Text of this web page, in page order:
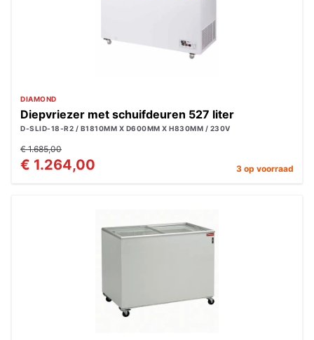
DIAMOND
Diepvriezer met schuifdeuren 527 liter
D-SLID-18-R2 / B1810MM X D600MM X H830MM / 230V
€ 1.685,00
€ 1.264,00 3 op voorraad